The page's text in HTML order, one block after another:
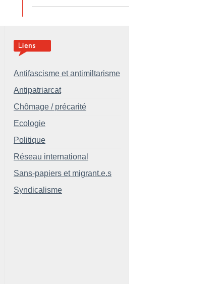
Antifascisme et antimiltarisme
Antipatriarcat
Chômage / précarité
Ecologie
Politique
Réseau international
Sans-papiers et migrant.e.s
Syndicalisme